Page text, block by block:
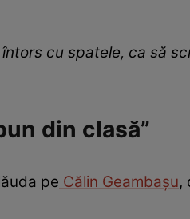
cu spatele, ca să
din clasă”
pe Călin Geambașu,